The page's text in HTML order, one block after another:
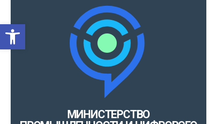
Открыть панель
МИНИСТЕРСТВО